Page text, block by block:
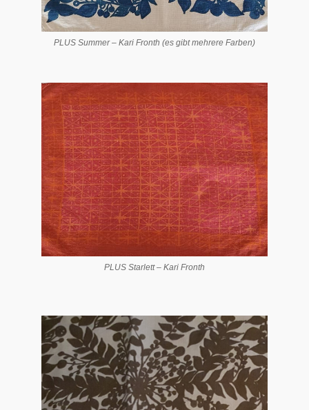
PLUS Summer – Kari Fronth (es gibt mehrere Farben)
PLUS Starlett – Kari Fronth